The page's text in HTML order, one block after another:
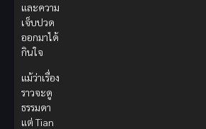
และความ
เจ็บปวด
ออกมาได้
กินใจ
แม้ว่าเรื่อง
ราวจะดู
ธรรมดา
แต่ Tian